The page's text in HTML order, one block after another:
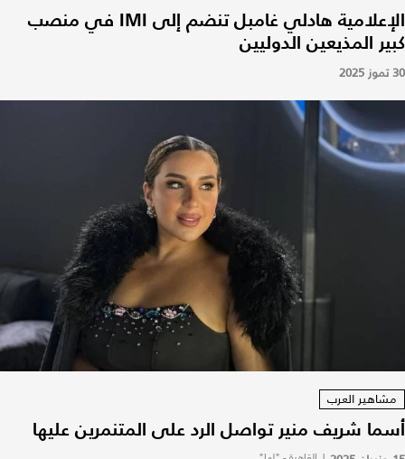
الإعلامية هادلي غامبل تنضم إلى IMI في منصب
كبير المذيعين الدوليين
30 تموز 2025
مشاهير العرب
أسما شريف منير تواصل الرد على المتنمرين عليها